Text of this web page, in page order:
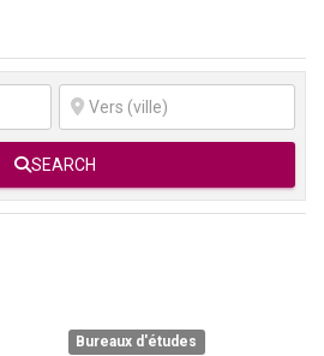
SEARCH
Bureaux d'études